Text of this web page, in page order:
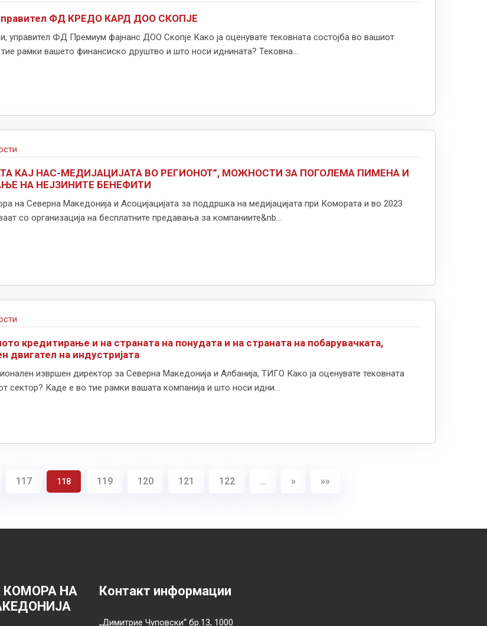
управител ФД КРЕДО КАРД ДОО СКОПЈЕ
управител ФД Премиум фајнанс ДОО Скопје Како ја оценувате тековната состојба во вашиот
рамки вашето финансиско друштво и што носи иднината? Тековна...
КАЈ НАС-МЕДИЈАЦИЈАТА ВО РЕГИОНОТ”, МОЖНОСТИ ЗА ПОГОЛЕМА ПИМЕНА И
НА НЕЈЗИНИТЕ БЕНЕФИТИ
на Северна Македонија и Асоцијацијата за поддршка на медијацијата при Комората и во 2023
со организација на бесплатните предавања за компаниите&nb...
кредитирање и на страната на понудата и на страната на побарувачката,
двигател на индустријата
извршен директор за Северна Македонија и Албанија, ТИГО Како ја оценувате тековната
сектор? Каде е во тие рамки вашата компанија и што носи идни...
117 118 119 120 121 122 … » »»
НА
Контакт информации
„Димитрие Чуповски“ бр.13, 1000